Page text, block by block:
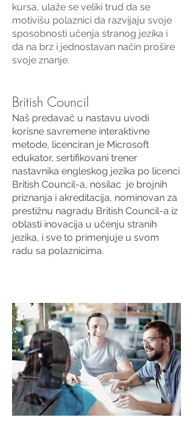
kursa, ulaže se veliki trud da se
motivišu polaznici da razvijaju svoje
sposobnosti učenja stranog jezika i
da na brz i jednostavan način prošire
svoje znanje.
British Council
Naš predavač u nastavu uvodi
korisne savremene interaktivne
metode, licenciran je Microsoft
edukator, sertifikovani trener
nastavnika engleskog jezika po licenci
British Council-a, nosilac je brojnih
priznanja i akreditacija, nominovan za
prestižnu nagradu British Council-a iz
oblasti inovacija u učenju stranih
jezika, i sve to primenjuje u svom
radu sa polaznicima.